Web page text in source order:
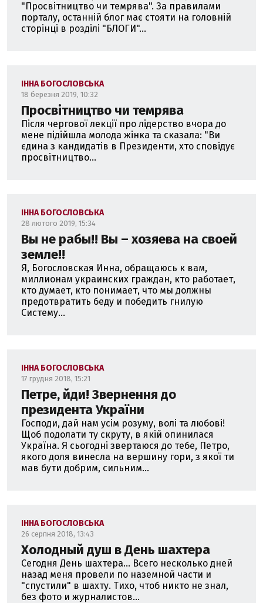
"Просвітництво чи темрява". За правилами
порталу, останній блог має стояти на головній
сторінці в розділі "БЛОГИ"...
ІННА БОГОСЛОВСЬКА
18 березня 2019, 10:32
Просвітництво чи темрява
Після чергової лекції про лідерство вчора до
мене підійшла молода жінка та сказала: "Ви
єдина з кандидатів в Президенти, хто сповідує
просвітництво...
ІННА БОГОСЛОВСЬКА
28 лютого 2019, 15:34
Вы не рабы!! Вы – хозяева на своей
земле!!
Я, Богословская Инна, обращаюсь к вам,
миллионам украинских граждан, кто работает,
кто думает, кто понимает, что мы должны
предотвратить беду и победить гнилую
Систему...
ІННА БОГОСЛОВСЬКА
17 грудня 2018, 15:21
Петре, йди! Звернення до
президента України
Господи, дай нам усім розуму, волі та любові!
Щоб подолати ту скруту, в якій опинилася
Україна. Я сьогодні звертаюся до тебе, Петро,
якого доля винесла на вершину гори, з якої ти
мав бути добрим, сильним...
ІННА БОГОСЛОВСЬКА
26 серпня 2018, 13:43
Холодный душ в День шахтера
Сегодня День шахтера... Всего несколько дней
назад меня провели по наземной части и
"спустили" в шахту. Тихо, чтоб никто не знал,
без фото и журналистов...